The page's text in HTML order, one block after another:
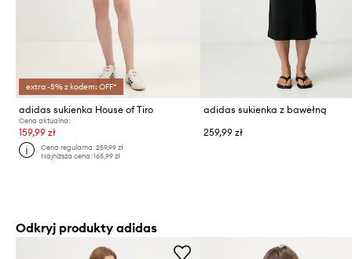
extra -5% z kodem: OFF*
adidas sukienka House of Tiro
Cena aktualna:
159,99 zł
Cena regularna:259,99 zł
Najniższa cena:165,99 zł
adidas sukienka z bawełną
259,99 zł
Odkryj produkty adidas